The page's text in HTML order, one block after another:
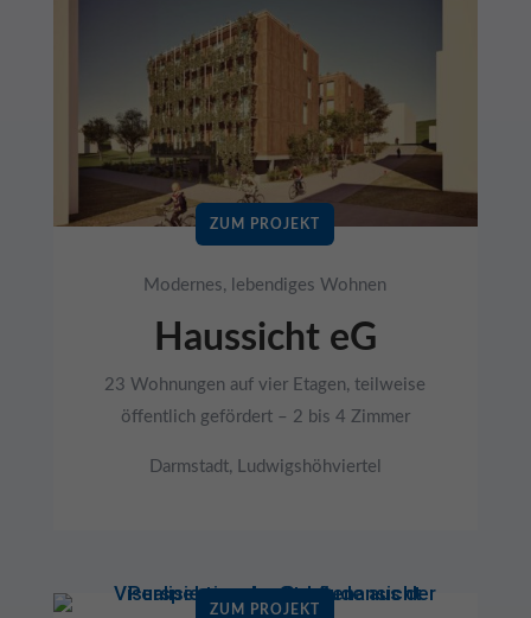
ZUM PROJEKT
Modernes, lebendiges Wohnen
Haussicht eG
23 Wohnungen auf vier Etagen, teilweise
öffentlich gefördert – 2 bis 4 Zimmer
Darmstadt, Ludwigshöhviertel
ZUM PROJEKT